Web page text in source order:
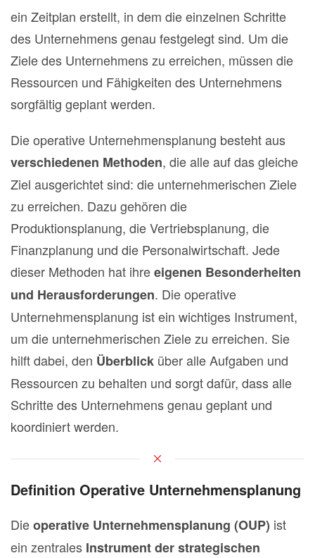
ein Zeitplan erstellt, in dem die einzelnen Schritte
des Unternehmens genau festgelegt sind. Um die
Ziele des Unternehmens zu erreichen, müssen die
Ressourcen und Fähigkeiten des Unternehmens
sorgfältig geplant werden.
Die operative Unternehmensplanung besteht aus
verschiedenen Methoden, die alle auf das gleiche
Ziel ausgerichtet sind: die unternehmerischen Ziele
zu erreichen. Dazu gehören die
Produktionsplanung, die Vertriebsplanung, die
Finanzplanung und die Personalwirtschaft. Jede
dieser Methoden hat ihreeigenen Besonderheiten
und Herausforderungen. Die operative
Unternehmensplanung ist ein wichtiges Instrument,
um die unternehmerischen Ziele zu erreichen. Sie
hilft dabei, den Überblick über alle Aufgaben und
Ressourcen zu behalten und sorgt dafür, dass alle
Schritte des Unternehmens genau geplant und
koordiniert werden.
Definition Operative Unternehmensplanung
Dieoperative Unternehmensplanung (OUP) ist
ein zentrales Instrument der strategischen